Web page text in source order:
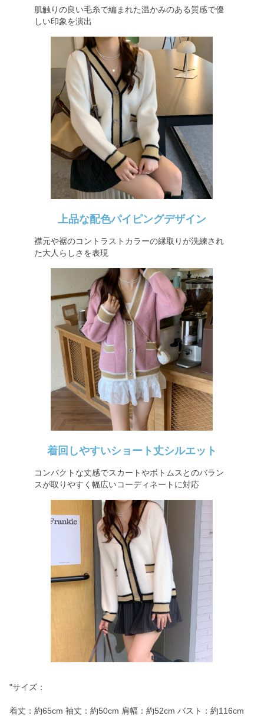
肌触りの良い毛糸で編まれた温かみのある質感で優
しい印象を演出
上品な配色パイピングデザイン
襟元や裾のコントラストカラーの縁取りが洗練され
た大人らしさを表現
着回しやすいショート丈シルエット
コンパクトな丈感でスカートやボトムスとのバラン
スが取りやすく幅広いコーディネートに対応
"サイズ：
着丈：約65cm 袖丈：約50cm 肩幅：約52cm バスト：約116cm